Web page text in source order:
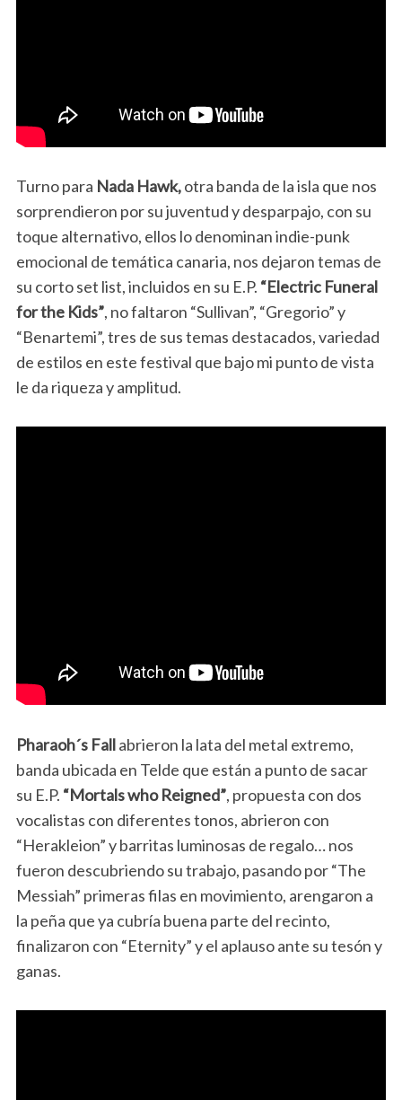
Turno para Nada Hawk,otra banda de la isla que nos
sorprendieron por su juventud y desparpajo, con su
toque alternativo, ellos lo denominan indie-punk
emocional de temática canaria, nos dejaron temas de
su corto set list, incluidos en su E.P. “Electric Funeral
for the Kids”, no faltaron “Sullivan”, “Gregorio” y
“Benartemi”, tres de sus temas destacados, variedad
de estilos en este festival que bajo mi punto de vista
le da riqueza y amplitud.
Pharaoh´s Fallabrieron la lata del metal extremo,
banda ubicada en Telde que están a punto de sacar
su E.P. “Mortals who Reigned”, propuesta con dos
vocalistas con diferentes tonos, abrieron con
“Herakleion” y barritas luminosas de regalo… nos
fueron descubriendo su trabajo, pasando por “The
Messiah” primeras filas en movimiento, arengaron a
la peña que ya cubría buena parte del recinto,
finalizaron con “Eternity” y el aplauso ante su tesón y
ganas.